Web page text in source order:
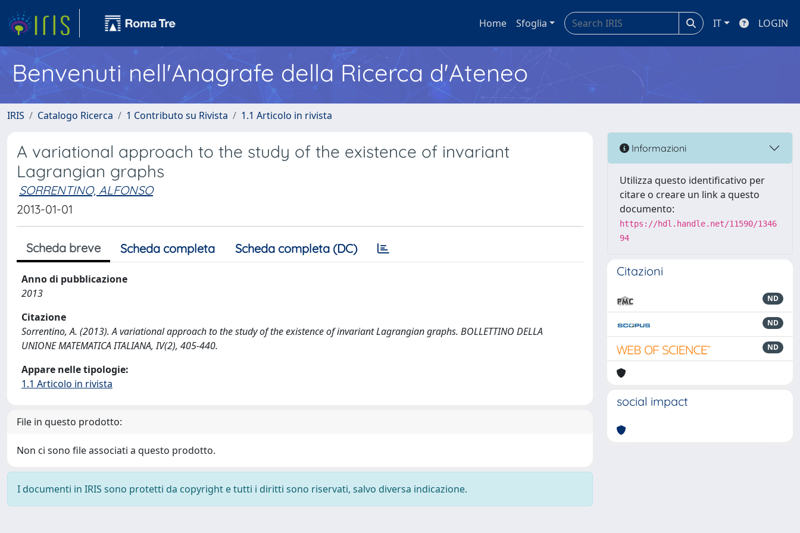
Home Sfoglia IT LOGIN
Benvenuti nell'Anagrafe della Ricerca d'Ateneo
IRIS Catalogo Ricerca 1 Contributo su Rivista 1.1 Articolo in rivista
A variational approach to the study of the existence of invariant
Lagrangian graphs
SORRENTINO, ALFONSO
2013-01-01
Scheda breve Scheda completa Scheda completa (DC)
Anno di pubblicazione
2013
Citazione
Sorrentino, A. (2013). A variational approach to the study of the existence of invariant Lagrangian graphs. BOLLETTINO DELLA
UNIONE MATEMATICA ITALIANA, IV(2), 405-440.
Appare nelle tipologie:
1.1 Articolo in rivista
File in questo prodotto:
Non ci sono file associati a questo prodotto.
I documenti in IRIS sono protetti da copyright e tutti i diritti sono riservati, salvo diversa indicazione.
Informazioni
Utilizza questo identificativo per
citare o creare un link a questo
documento:
https://hdl.handle.net/11590/1346
94
Citazioni
ND
ND
ND
social impact